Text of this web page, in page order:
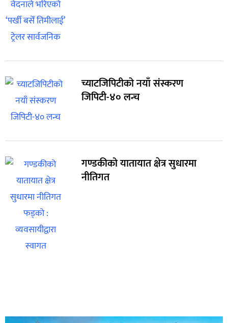
च्याटजिपिटीको नयाँ संस्करण
जिपिटी-४० लन्च
गण्डकीको यातायात क्षेत्र सुधारमा
नीतिगत